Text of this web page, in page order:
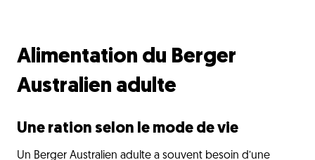
Alimentation du Berger
Australien adulte
Une ration selon le mode de vie
Un Berger Australien adulte a souvent besoin d’une